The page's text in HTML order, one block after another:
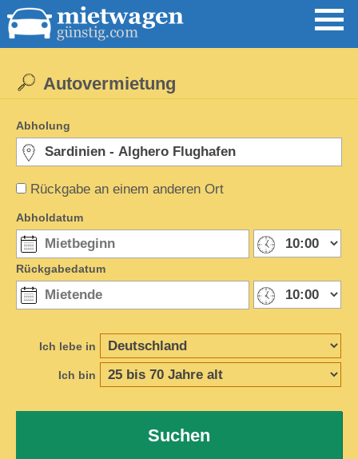
Rückgabe an einem anderen Ort
Autovermietung
Abholung
Abholdatum
Rückgabedatum
Ich lebe in
Ich bin
Suchen